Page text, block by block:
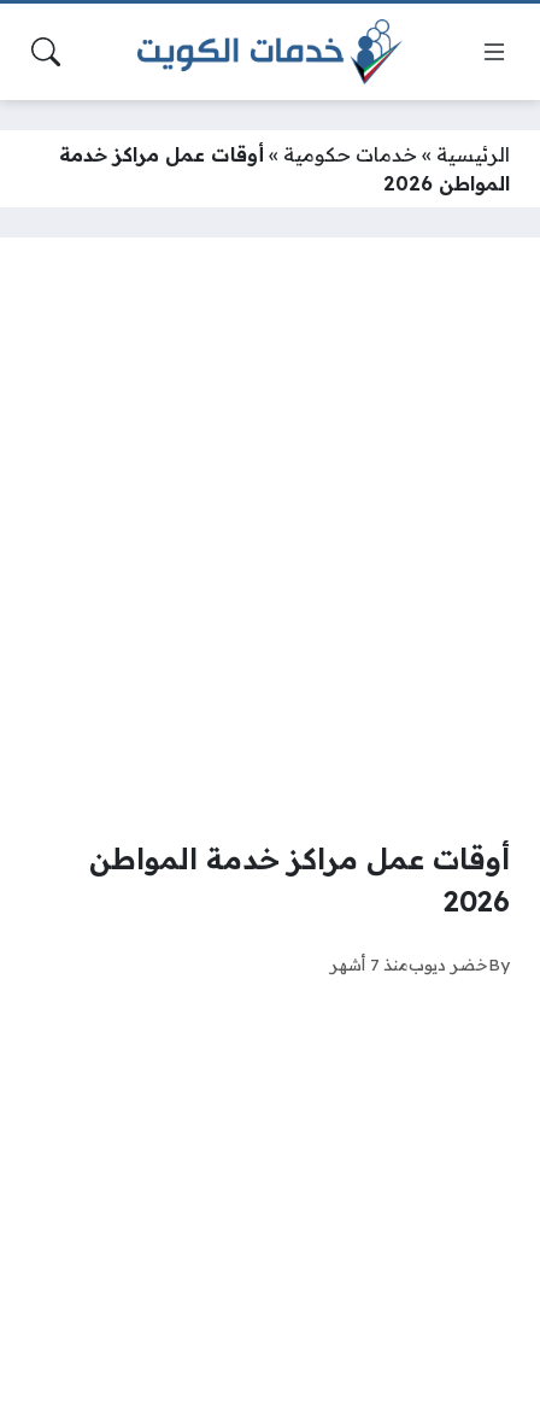
الرئيسية » خدمات حكومية » أوقات عمل مراكز خدمة
المواطن 2026
أوقات عمل مراكز خدمة المواطن
2026
Byخضر ديوبمنذ 7 أشهر